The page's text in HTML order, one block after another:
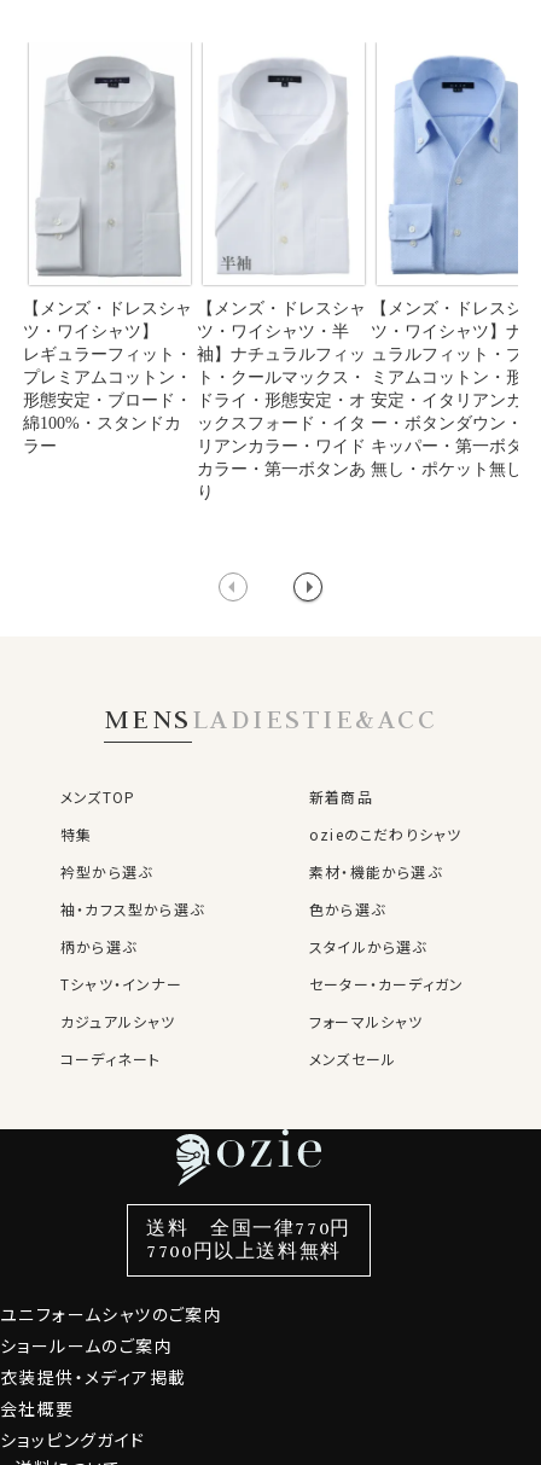
【メンズ・ドレスシャ
ツ・ワイシャツ】
レギュラーフィット・
プレミアムコットン・
形態安定・ブロード・
綿100%・スタンドカ
ラー
【メンズ・ドレスシャ
ツ・ワイシャツ・半
袖】ナチュラルフィッ
ト・クールマックス・
ドライ・形態安定・オ
ックスフォード・イタ
リアンカラー・ワイド
カラー・第一ボタンあ
り
【メンズ・ドレスシャ
ツ・ワイシャツ】ナチ
ュラルフィット・プレ
ミアムコットン・形態
安定・イタリアンカラ
ー・ボタンダウン・ス
キッパー・第一ボタン
無し・ポケット無し
MENSLADIESTIE&ACC
メンズTOP
新着商品
特集
ozieのこだわりシャツ
衿型から選ぶ
素材・機能から選ぶ
袖・カフス型から選ぶ
色から選ぶ
柄から選ぶ
スタイルから選ぶ
Tシャツ・インナー
セーター・カーディガン
カジュアルシャツ
フォーマルシャツ
コーディネート
メンズセール
袖・カフス型から選ぶ
スタイルから選ぶ
カジュアルシャツ
カフスボタン
財布・名刺入れ
バッグ
ストール・マフラー
ユニフォームシャツのご案内
ショールームのご案内
衣装提供・メディア掲載
会社概要
ショッピングガイド
送料 全国一律770円
7700円以上送料無料